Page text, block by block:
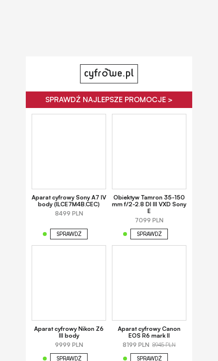
SPRAWDŹ NAJLEPSZE PROMOCJE >
Aparat cyfrowy Sony A7 IV
body (ILCE7M4B.CEC)
8499 PLN
SPRAWDŹ
Obiektyw Tamron 35-150
mm f/2-2.8 DI III VXD Sony
E
7099 PLN
SPRAWDŹ
Aparat cyfrowy Nikon Z6
III body
9999 PLN
SPRAWDŹ
Aparat cyfrowy Canon
EOS R6 mark II
8199 PLN 8945 PLN
SPRAWDŹ